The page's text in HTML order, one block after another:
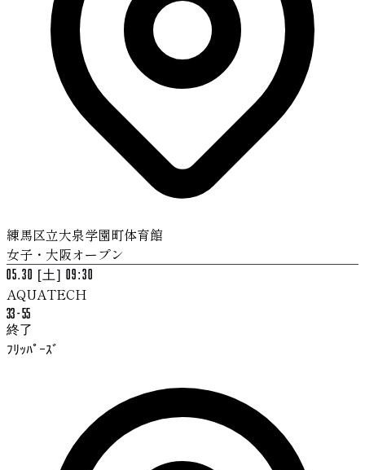
練馬区立大泉学園町体育館
女子・大阪オープン
05.30 [土] 09:30
AQUATECH
33-55
終了
ﾌﾘｯﾊﾟｰｽﾞ